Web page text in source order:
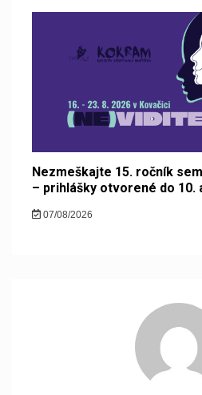
Nezmeškajte 15. ročník
– prihlášky otvorené do 10.
07/08/2026